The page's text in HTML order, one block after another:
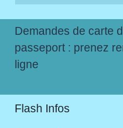
Demandes de carte
passeport : prenez
ligne
Flash Infos